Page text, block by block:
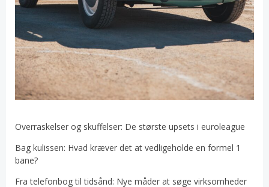
Overraskelser og skuffelser: De største upsets i euroleague
Bag kulissen: Hvad kræver det at vedligeholde en formel 1
bane?
Fra telefonbog til tidsånd: Nye måder at søge virksomheder